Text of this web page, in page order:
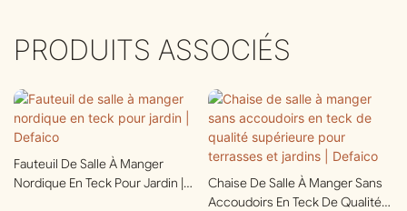
PRODUITS ASSOCIÉS
Fauteuil De Salle À Manger
Nordique En Teck Pour Jardin |
Chaise De Salle À Manger Sans
Accoudoirs En Teck De Qualité